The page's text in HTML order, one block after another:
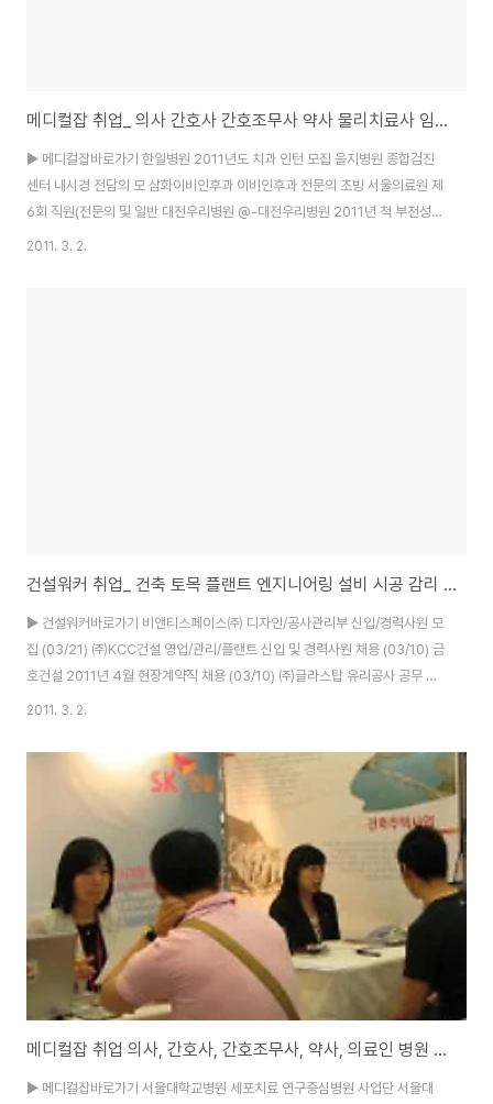
메디컬잡 취업_ 의사 간호사 간호조무사 약사 물리치료사 임상병리사 한의사 치과위생사
▶ 메디컬잡바로가기 한일병원 2011년도 치과 인턴 모집 을지병원 종합검진
센터 내시경 전담의 모 삼화이비인후과 이비인후과 전문의 초빙 서울의료원 제
6회 직원(전문의 및 일반 대전우리병원 @-대전우리병원 2011년 척 부천성모
병원 영상의학과 전문의 | 효인요양병원 요양병원에서 의사,한의사샘을 종로의
2011. 3. 2.
건설워커 취업_ 건축 토목 플랜트 엔지니어링 설비 시공 감리 CM 설계 구인정보
▶ 건설워커바로가기 비앤티스페이스㈜ 디자인/공사관리부 신입/경력사원 모
집 (03/21) ㈜KCC건설 영업/관리/플랜트 신입 및 경력사원 채용 (03/10) 금
호건설 2011년 4월 현장계약직 채용 (03/10) ㈜글라스탑 유리공사 공무 및
공사관리 (05/27) 케이디건설㈜ 자금/회계/인사총무 경력사원 모집
력 및 신입사원 모집 (03/02) 한국공항공사 건축/토목/전기/행정 (03/07) 에
스에이치바이오㈜ 2011년 상반기 공개채용 (03/05) GS건설㈜ 11년 LNG
플랜트 국책과제 Project (03/12) 비케이건설㈜ 2011년 상반기 경력사원
모집 (05/25) ㈜창조건축 2011년 건축설계/실내건축 경력사원 모집..
2011. 3. 2.
메디컬잡 취업 의사, 간호사, 간호조무사, 약사, 의료인 병원 취업
▶ 메디컬잡바로가기 서울대학교병원 세포치료 연구중심병원 사업단 서울대